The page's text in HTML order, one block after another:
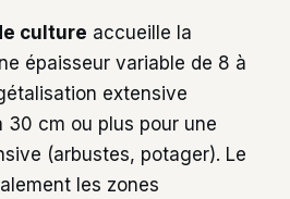
culture accueille la
épaisseur variable de 8 à
extensive
30 cm ou plus pour une
(arbustes, potager). Le
les zones